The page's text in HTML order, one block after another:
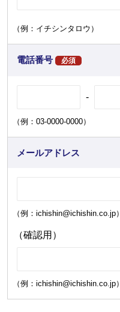
（例：イチシンタロウ）
電話番号 必須
-
（例：03-0000-0000）
メールアドレス
（例：ichishin@ichishin.co.jp）
（確認用）
（例：ichishin@ichishin.co.jp）